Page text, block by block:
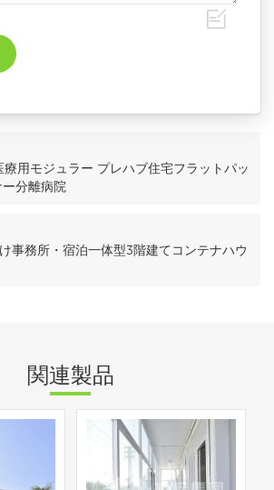
用モジュラー プレハブ住宅フラットパッ
分離病院
事務所・宿泊一体型3階建てコンテナハウ
関連製品